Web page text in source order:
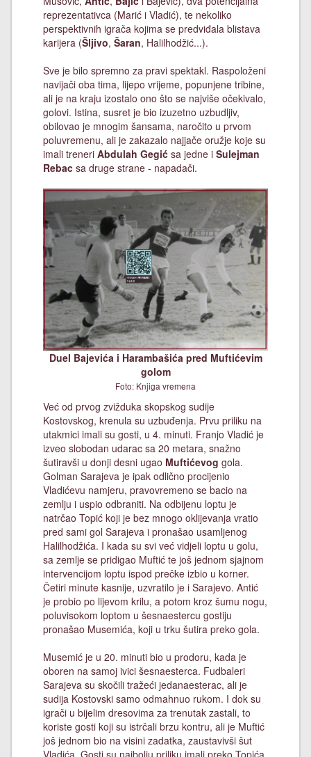
reprezentativca (Marić i Vladić), te nekoliko
perspektivnih igrača kojima se predviđala blistava
karijera (Šljivo, Šaran, Halilhodžić...).
Sve je bilo spremno za pravi spektakl. Raspoloženi
navijači oba tima, lijepo vrijeme, popunjene tribine,
ali je na kraju izostalo ono što se najviše očekivalo,
golovi. Istina, susret je bio izuzetno uzbudljiv,
obilovao je mnogim šansama, naročito u prvom
poluvremenu, ali je zakazalo najjače oružje koje su
imali treneri Abdulah Gegić sa jedne i Sulejman
Rebac sa druge strane - napadači.
Duel Bajevića i Harambašića pred Muftićevim
golom
Foto: Knjiga vremena
Već od prvog zvižduka skopskog sudije
Kostovskog, krenula su uzbuđenja. Prvu priliku na
utakmici imali su gosti, u 4. minuti. Franjo Vladić je
izveo slobodan udarac sa 20 metara, snažno
šutiravši u donji desni ugao Muftićevog gola.
Golman Sarajeva je ipak odlično procijenio
Vladićevu namjeru, pravovremeno se bacio na
zemlju i uspio odbraniti. Na odbijenu loptu je
natrčao Topić koji je bez mnogo oklijevanja vratio
pred sami gol Sarajeva i pronašao usamljenog
Halilhodžića. I kada su svi već vidjeli loptu u golu,
sa zemlje se pridigao Muftić te još jednom sjajnom
intervencijom loptu ispod prečke izbio u korner.
Četiri minute kasnije, uzvratilo je i Sarajevo. Antić
je probio po lijevom krilu, a potom kroz šumu nogu,
poluvisokom loptom u šesnaestercu gostiju
pronašao Musemića, koji u trku šutira preko gola.
Musemić je u 20. minuti bio u prodoru, kada je
oboren na samoj ivici šesnaesterca. Fudbaleri
Sarajeva su skočili tražeći jedanaesterac, ali je
sudija Kostovski samo odmahnuo rukom. I dok su
igrači u bijelim dresovima za trenutak zastali, to
koriste gosti koji su istrčali brzu kontru, ali je Muftić
još jednom bio na visini zadatka, zaustavivši šut